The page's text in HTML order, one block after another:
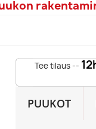
Tee tilaus --
PUUKOT